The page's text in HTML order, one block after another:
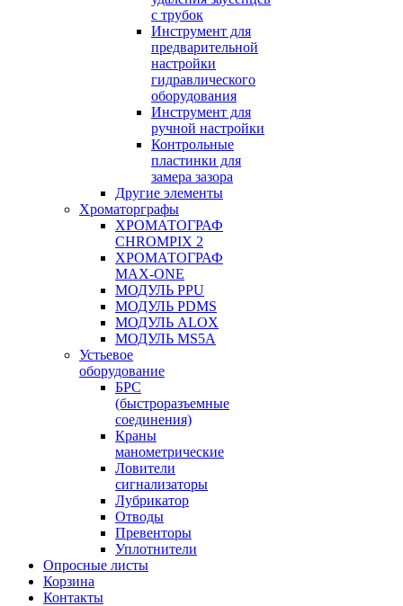
с трубок
Инструмент для
предварительной
настройки
гидравлического
оборудования
Инструмент для
ручной настройки
Контрольные
пластинки для
замера зазора
Другие элементы
Хроматорграфы
ХРОМАТОГРАФ
CHROMPIX 2
ХРОМАТОГРАФ
MAX-ONE
МОДУЛЬ PPU
МОДУЛЬ PDMS
МОДУЛЬ ALOX
МОДУЛЬ MS5A
Устьевое
оборудование
БРС
(быстроразъемные
соединения)
Краны
манометрические
Ловители
сигнализаторы
Лубрикатор
Отводы
Превенторы
Уплотнители
Опросные листы
Корзина
Контакты